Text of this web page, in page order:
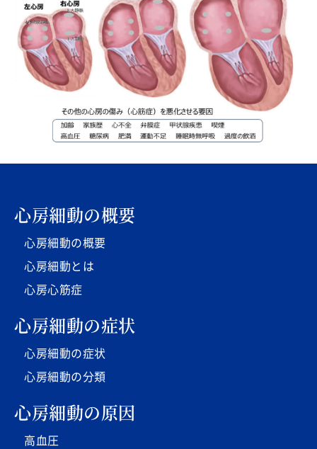
心房細動の概要
心房細動の概要
心房細動とは
心房心筋症
心房細動の症状
心房細動の症状
心房細動の分類
心房細動の原因
高血圧